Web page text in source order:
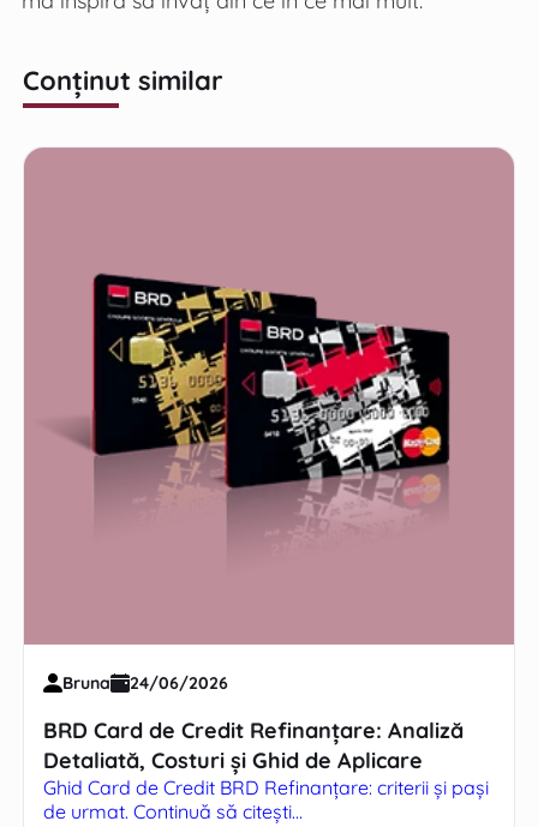
Conținut similar
Bruna 24/06/2026
BRD Card de Credit Refinanțare: Analiză
Detaliată, Costuri și Ghid de Aplicare
Ghid Card de Credit BRD Refinanțare: criterii și pași
de urmat. Continuă să citești...